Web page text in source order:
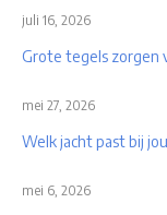
Grote tegels zorgen
juli 16, 2026
Welk jacht past bij
mei 27, 2026
mei 6, 2026